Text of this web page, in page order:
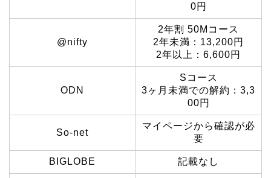
0円
@nifty
2年割 50Mコース
2年未満：13,200円
2年以上：6,600円
ODN
Sコース
3ヶ月未満での解約：3,3
00円
So-net
マイページから確認が必
要
BIGLOBE 記載なし